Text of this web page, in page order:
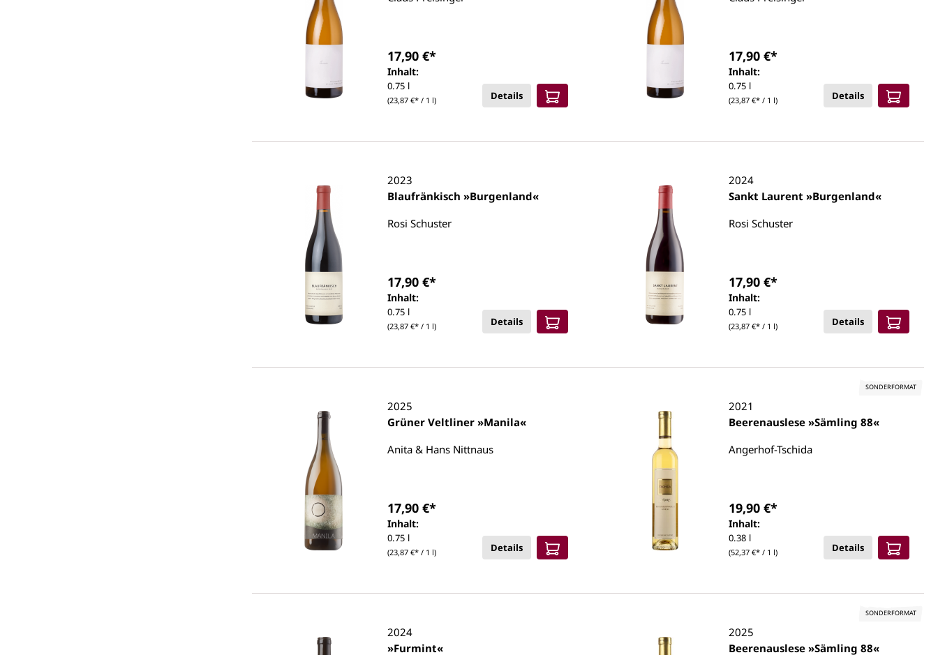
Inhalt:
0.75 l
(23,87 €* / 1 l)
17,90 €*
Details
Inhalt:
0.75 l
(23,87 €* / 1 l)
17,90 €*
Details
2023
Blaufränkisch »Burgenland«
Rosi Schuster
Inhalt:
0.75 l
(23,87 €* / 1 l)
17,90 €*
Details
2024
Sankt Laurent »Burgenland«
Rosi Schuster
Inhalt:
0.75 l
(23,87 €* / 1 l)
17,90 €*
Details
2025
Grüner Veltliner »Manila«
Anita & Hans Nittnaus
Inhalt:
0.75 l
(23,87 €* / 1 l)
17,90 €*
Details
SONDERFORMAT
2021
Beerenauslese »Sämling 88«
Angerhof-Tschida
Inhalt:
0.38 l
(52,37 €* / 1 l)
19,90 €*
Details
2024
»Furmint«
SONDERFORMAT
2025
Beerenauslese »Sämling 88«